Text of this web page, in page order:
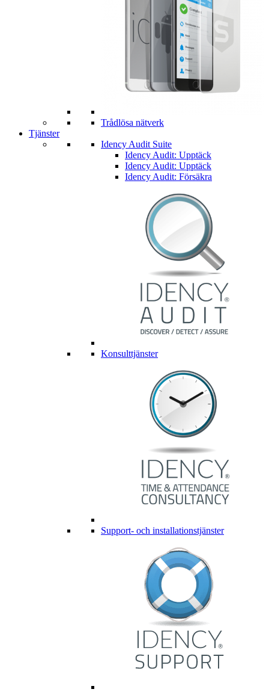
Trådlösa nätverk
Tjänster
Idency Audit Suite
Idency Audit: Upptäck
Idency Audit: Upptäck
Idency Audit: Försäkra
Konsulttjänster
Support- och installationstjänster